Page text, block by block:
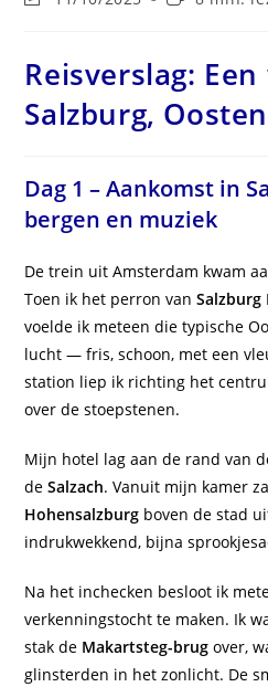
bericht:
Reisverslag:
Salzburg,
Dag 1 – Aankomst in
bergen en muziek
De trein uit Amsterdam kwam
Toen ik het perron van
voelde ik meteen die typische
lucht — fris, schoon, met een
station liep ik richting het
over de stoepstenen.
Mijn hotel lag aan de rand van
deSalzach. Vanuit mijn kamer
Hohensalzburg boven de stad
indrukwekkend, bijna
Na het inchecken besloot ik
verkenningstocht te maken. Ik
stak de Makartsteg-brug over,
glinsterden in het zonlicht. De